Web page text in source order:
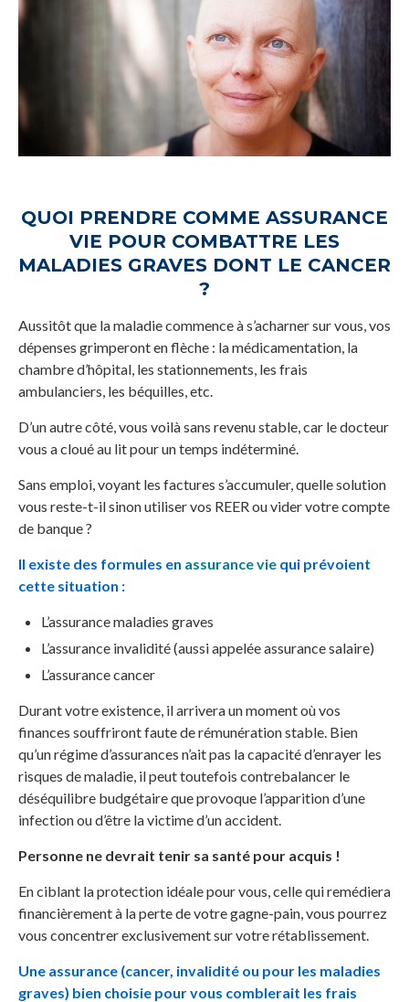
QUOI PRENDRE COMME ASSURANCE
VIE POUR COMBATTRE LES
MALADIES GRAVES DONT LE CANCER
?
Aussitôt que la maladie commence à s’acharner sur vous, vos
dépenses grimperont en flèche : la médicamentation, la
chambre d’hôpital, les stationnements, les frais
ambulanciers, les béquilles, etc.
D’un autre côté, vous voilà sans revenu stable, car le docteur
vous a cloué au lit pour un temps indéterminé.
Sans emploi, voyant les factures s’accumuler, quelle solution
vous reste-t-il sinon utiliser vos REER ou vider votre compte
de banque ?
Il existe des formules en assurance vie qui prévoient
cette situation :
L’assurance maladies graves
L’assurance invalidité (aussi appelée assurance salaire)
L’assurance cancer
Durant votre existence, il arrivera un moment où vos
finances souffriront faute de rémunération stable. Bien
qu’un régime d’assurances n’ait pas la capacité d’enrayer les
risques de maladie, il peut toutefois contrebalancer le
déséquilibre budgétaire que provoque l’apparition d’une
infection ou d’être la victime d’un accident.
Personne ne devrait tenir sa santé pour acquis !
En ciblant la protection idéale pour vous, celle qui remédiera
financièrement à la perte de votre gagne-pain, vous pourrez
vous concentrer exclusivement sur votre rétablissement.
Une assurance (cancer, invalidité ou pour les maladies
graves) bien choisie pour vous comblerait les frais